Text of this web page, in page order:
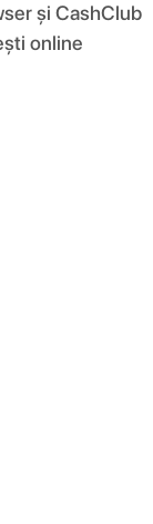
și CashClub
online